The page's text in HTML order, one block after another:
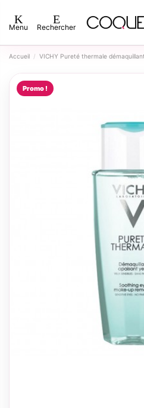
Menu Rechercher
Accueil VICHY Pureté thermale
Promo !